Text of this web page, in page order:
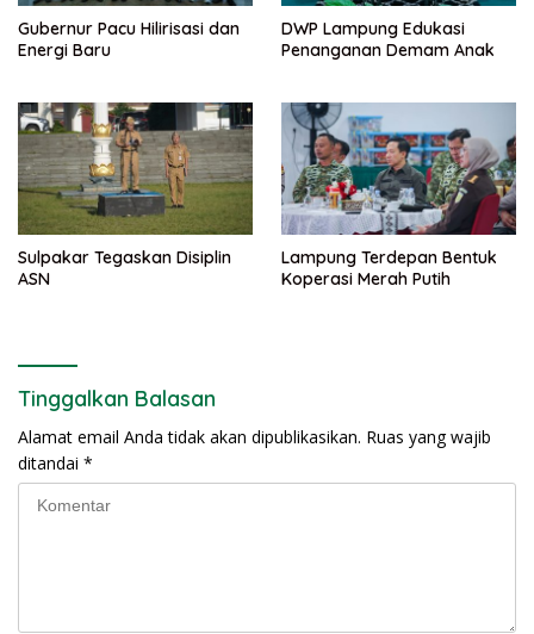
Gubernur Pacu Hilirisasi dan
Energi Baru
DWP Lampung Edukasi
Penanganan Demam Anak
Sulpakar Tegaskan Disiplin
ASN
Lampung Terdepan Bentuk
Koperasi Merah Putih
Tinggalkan Balasan
Alamat email Anda tidak akan dipublikasikan. Ruas yang wajib
ditandai *